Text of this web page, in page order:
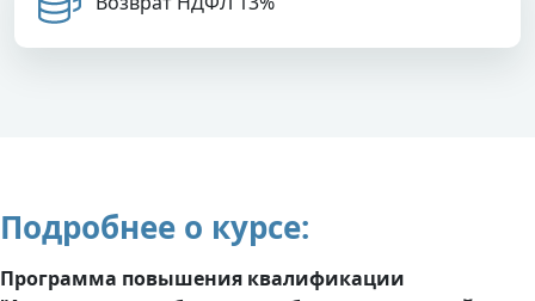
Подробнее о курсе:
Программа повышения квалификации